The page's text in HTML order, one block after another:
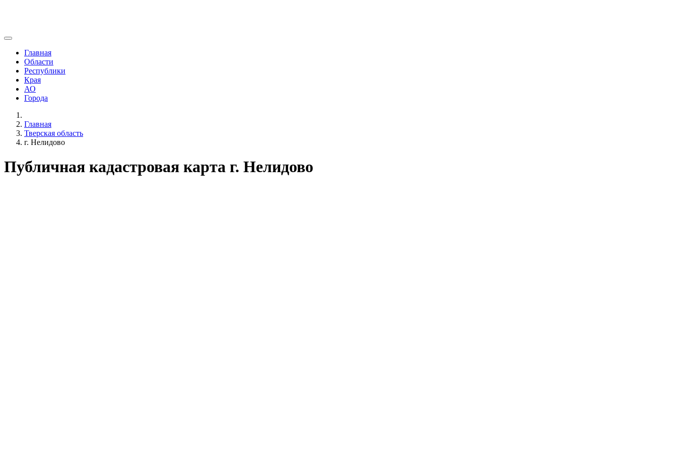
Главная
Области
Республики
Края
АО
Города
Главная
Тверская область
г. Нелидово
Публичная кадастровая карта г. Нелидово